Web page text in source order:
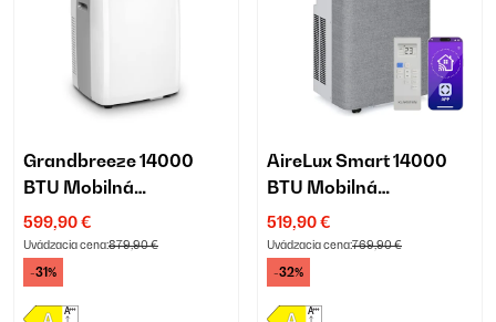
Grandbreeze 14000
BTU Mobilná
Klimatizácia Biela
599,90 €
Uvádzacia cena:879,90 €
-31%
AireLux Smart 14000
BTU Mobilná
Klimatizácia Šedá
519,90 €
Uvádzacia cena:769,90 €
-32%